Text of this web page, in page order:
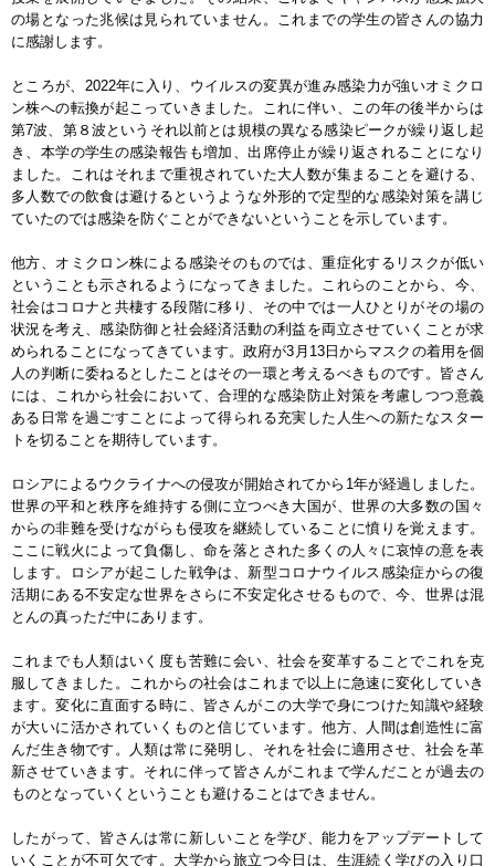
の場となった兆候は見られていません。これまでの学生の皆さんの協力
に感謝します。
ところが、2022年に入り、ウイルスの変異が進み感染力が強いオミクロ
ン株への転換が起こっていきました。これに伴い、この年の後半からは
第7波、第８波というそれ以前とは規模の異なる感染ピークが繰り返し起
き、本学の学生の感染報告も増加、出席停止が繰り返されることになり
ました。これはそれまで重視されていた大人数が集まることを避ける、
多人数での飲食は避けるというような外形的で定型的な感染対策を講じ
ていたのでは感染を防ぐことができないということを示しています。
他方、オミクロン株による感染そのものでは、重症化するリスクが低い
ということも示されるようになってきました。これらのことから、今、
社会はコロナと共棲する段階に移り、その中では一人ひとりがその場の
状況を考え、感染防御と社会経済活動の利益を両立させていくことが求
められることになってきています。政府が3月13日からマスクの着用を個
人の判断に委ねるとしたことはその一環と考えるべきものです。皆さん
には、これから社会において、合理的な感染防止対策を考慮しつつ意義
ある日常を過ごすことによって得られる充実した人生への新たなスター
トを切ることを期待しています。
ロシアによるウクライナへの侵攻が開始されてから1年が経過しました。
世界の平和と秩序を維持する側に立つべき大国が、世界の大多数の国々
からの非難を受けながらも侵攻を継続していることに憤りを覚えます。
ここに戦火によって負傷し、命を落とされた多くの人々に哀悼の意を表
します。ロシアが起こした戦争は、新型コロナウイルス感染症からの復
活期にある不安定な世界をさらに不安定化させるもので、今、世界は混
とんの真っただ中にあります。
これまでも人類はいく度も苦難に会い、社会を変革することでこれを克
服してきました。これからの社会はこれまで以上に急速に変化していき
ます。変化に直面する時に、皆さんがこの大学で身につけた知識や経験
が大いに活かされていくものと信じています。他方、人間は創造性に富
んだ生き物です。人類は常に発明し、それを社会に適用させ、社会を革
新させていきます。それに伴って皆さんがこれまで学んだことが過去の
ものとなっていくということも避けることはできません。
したがって、皆さんは常に新しいことを学び、能力をアップデートして
いくことが不可欠です。大学から旅立つ今日は、生涯続く学びの入り口